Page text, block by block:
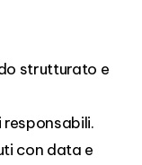
strutturato e
con data e